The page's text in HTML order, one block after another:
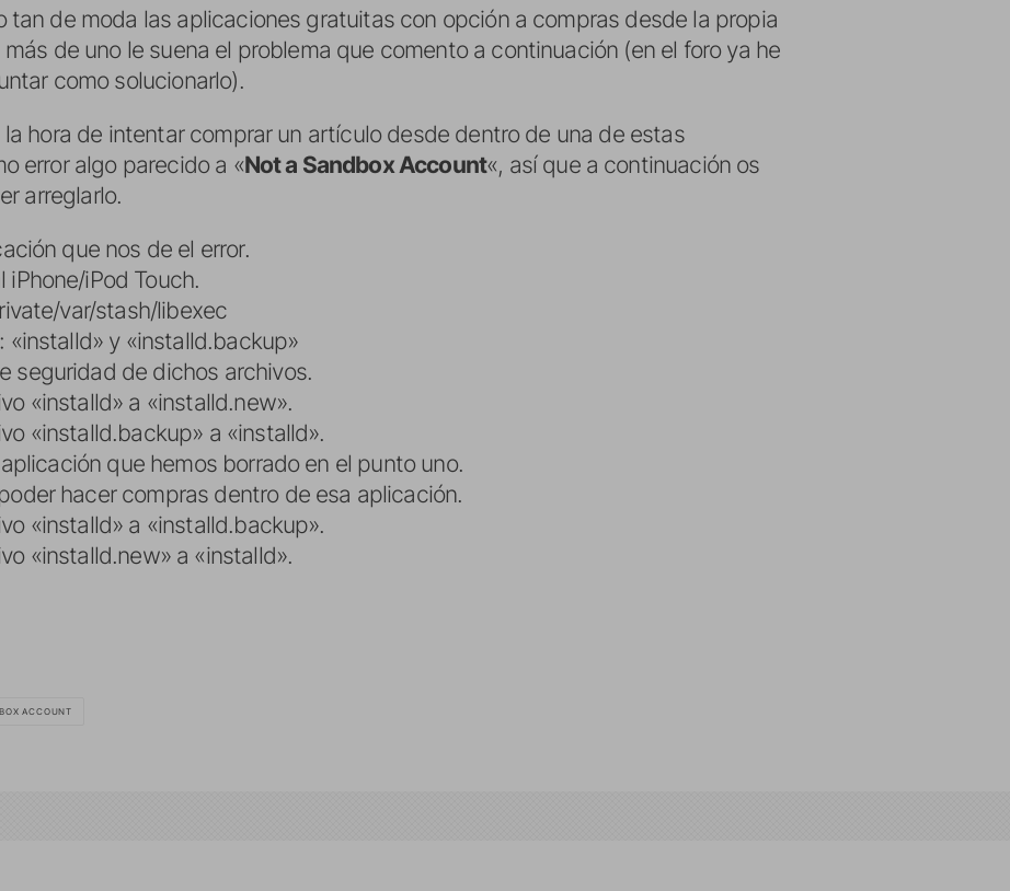
tan de moda las aplicaciones gratuitas con opción a compras desde la propia
de uno le suena el problema que comento a continuación (en el foro ya he
como solucionarlo).
hora de intentar comprar un artículo desde dentro de una de estas
error algo parecido a «Not a Sandbox Account«, así que a continuación os
arreglarlo.
que nos de el error.
iPod Touch.
var/stash/libexec
«installd» y «installd.backup»
seguridad de dichos archivos.
«installd» a «installd.new».
«installd.backup» a «installd».
que hemos borrado en el punto uno.
hacer compras dentro de esa aplicación.
«installd» a «installd.backup».
«installd.new» a «installd».
ACCOUNT